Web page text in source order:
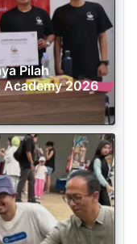
Pilah
Academy 2026